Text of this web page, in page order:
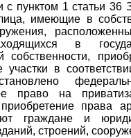
с пунктом 1 статьи
имеющие в
в
собственности,
участки в
право на
права
граждане и
строений,